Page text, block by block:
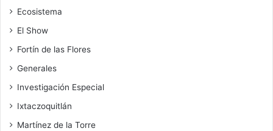
Ecosistema
El Show
Fortín de las Flores
Generales
Investigación Especial
Ixtaczoquitlán
Martínez de la Torre